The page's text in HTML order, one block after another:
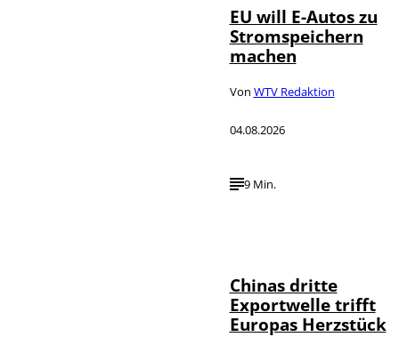
EU will E-Autos zu
Stromspeichern
machen
Von WTV Redaktion
04.08.2026
9 Min.
Chinas dritte
Exportwelle trifft
Europas Herzstück